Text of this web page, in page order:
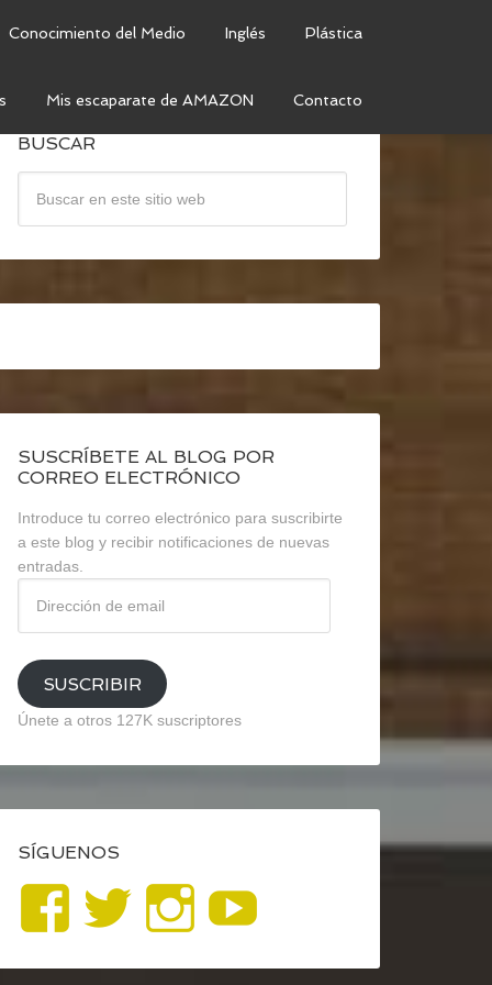
Conocimiento del Medio Inglés Plástica
Mis escaparate de AMAZON Contacto
BUSCAR
SUSCRÍBETE AL BLOG POR
CORREO ELECTRÓNICO
Introduce tu correo electrónico para suscribirte
a este blog y recibir notificaciones de nuevas
entradas.
email
SUSCRIBIR
Únete a otros 127K suscriptores
SÍGUENOS
Ver
perfil
Ver
perfil
Ver
perfil